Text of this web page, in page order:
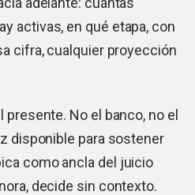
activas, en qué etapa, con
cifra, cualquier proyección
presente. No el banco, no el
disponible para sostener
como ancla del juicio
decide sin contexto.